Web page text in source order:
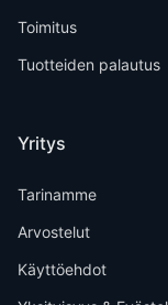
Toimitus
Tuotteiden palautus
Yritys
Tarinamme
Arvostelut
Käyttöehdot